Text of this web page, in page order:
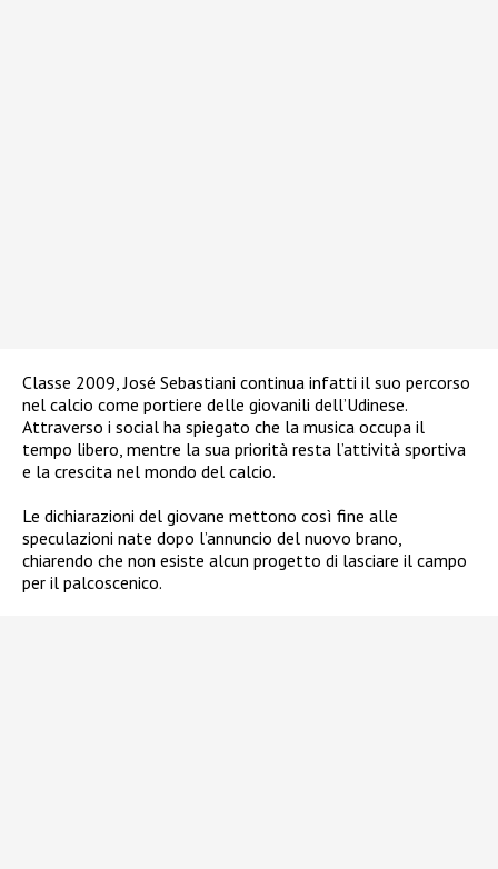
Classe 2009, José Sebastiani continua infatti il suo percorso
nel calcio come portiere delle giovanili dell’Udinese.
Attraverso i social ha spiegato che la musica occupa il
tempo libero, mentre la sua priorità resta l’attività sportiva
e la crescita nel mondo del calcio.
Le dichiarazioni del giovane mettono così fine alle
speculazioni nate dopo l’annuncio del nuovo brano,
chiarendo che non esiste alcun progetto di lasciare il campo
per il palcoscenico.